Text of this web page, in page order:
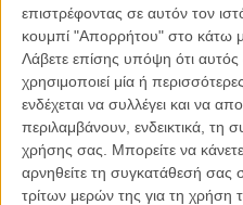
επιστρέφοντας σε αυτόν τον
κουμπί "Απορρήτου" στο κάτω
Λάβετε επίσης υπόψη ότι
χρησιμοποιεί μία ή
ενδέχεται να συλλέγει και να
περιλαμβάνουν, ενδεικτικά, τη
χρήσης σας. Μπορείτε να
αρνηθείτε τη συγκατάθεσή σας
τρίτων μερών της για τη χρήση